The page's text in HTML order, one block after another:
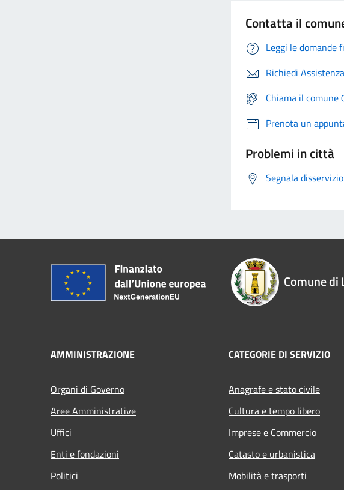
Contatta il
Leggi le domande
Richiedi Assistenza
Chiama il comune
Prenota un
Problemi in città
Segnala disservizio
Comune
AMMINISTRAZIONE
Organi di Governo
Aree Amministrative
Uffici
Enti e fondazioni
Politici
CATEGORIE DI SERVIZIO
Anagrafe e stato civile
Cultura e tempo libero
Imprese e Commercio
Catasto e urbanistica
Mobilità e trasporti